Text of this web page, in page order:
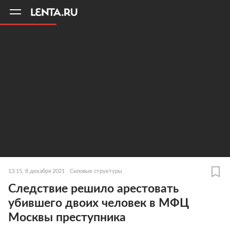
13:15, 8 декабря 2021 Силовые структуры
Следствие решило арестовать
убившего двоих человек в МФЦ
Москвы преступника